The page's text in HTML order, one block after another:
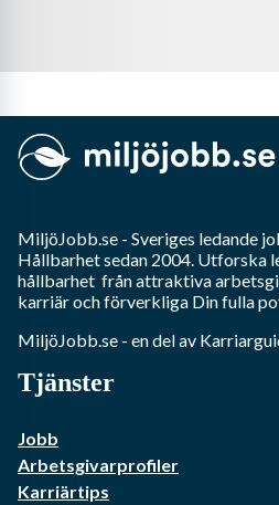
MiljöJobb.se - Sveriges ledande
Hållbarhetsedan 2004. Utforska
hållbarhet från attraktiva
karriär och förverkliga Din fulla
MiljöJobb.se - en del av
Tjänster
Jobb
Arbetsgivarprofiler
Karriärtips